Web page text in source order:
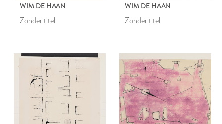
WIM DE HAAN
Zonder titel
WIM DE HAAN
Zonder titel